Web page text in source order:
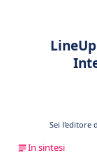
Sei l'editore
In sintesi